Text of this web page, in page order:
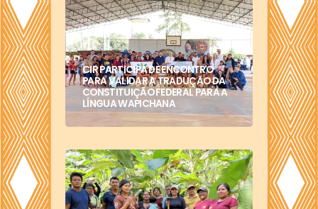
CIR PARTICIPA DE ENCONTRO
PARA VALIDAR A TRADUÇÃO DA
CONSTITUIÇÃO FEDERAL PARA A
LÍNGUA WAPICHANA